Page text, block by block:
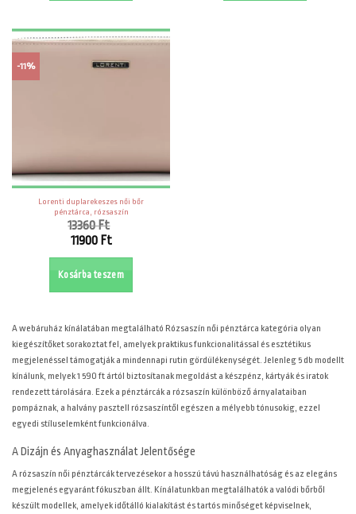
-11%
Lorenti duplarekeszes női bőr
pénztárca, rózsaszín
13360Ft
Original
13360 Ft.
11900 Ft
Current
price
is:
11900 Ft.
Kosárba teszem
A webáruház kínálatában megtalálható Rózsaszín női pénztárca kategória olyan
kiegészítőket sorakoztat fel, amelyek praktikus funkcionalitással és esztétikus
megjelenéssel támogatják a mindennapi rutin gördülékenységét. Jelenleg 5 db modellt
kínálunk, melyek 1 590 ft ártól biztosítanak megoldást a készpénz, kártyák és iratok
rendezett tárolására. Ezek a pénztárcák a rózsaszín különböző árnyalataiban
pompáznak, a halvány pasztell rózsaszíntől egészen a mélyebb tónusokig, ezzel
egyedi stíluselemként funkcionálva.
A Dizájn és Anyaghasználat Jelentősége
A rózsaszín női pénztárcák tervezésekor a hosszú távú használhatóság és az elegáns
megjelenés egyaránt fókuszban állt. Kínálatunkban megtalálhatók a valódi bőrből
készült modellek, amelyek időtálló kialakítást és tartós minőséget képviselnek,